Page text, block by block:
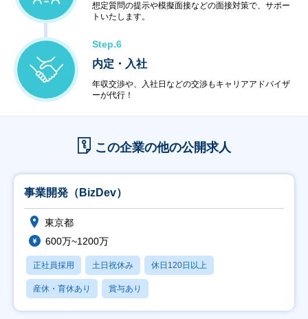
想定質問の提示や模擬面接などの面接対策で、サポー
トいたします。
Step.6
内定・入社
年収交渉や、入社日などの交渉もキャリアアドバイザ
ーが代行！
この企業の他の公開求人
事業開発（BizDev）
東京都
600万~1200万
正社員採用 土日祝休み 休日120日以上
産休・育休あり 賞与あり